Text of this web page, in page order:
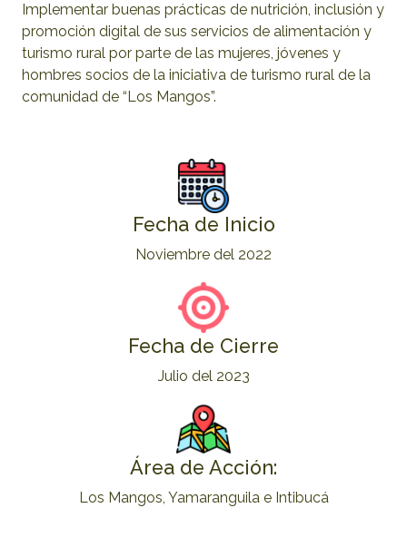
Implementar buenas prácticas de nutrición, inclusión y
promoción digital de sus servicios de alimentación y
turismo rural por parte de las mujeres, jóvenes y
hombres socios de la iniciativa de turismo rural de la
comunidad de “Los Mangos”.
Fecha de Inicio
Noviembre del 2022
Fecha de Cierre
Julio del 2023
Área de Acción:
Los Mangos, Yamaranguila e Intibucá